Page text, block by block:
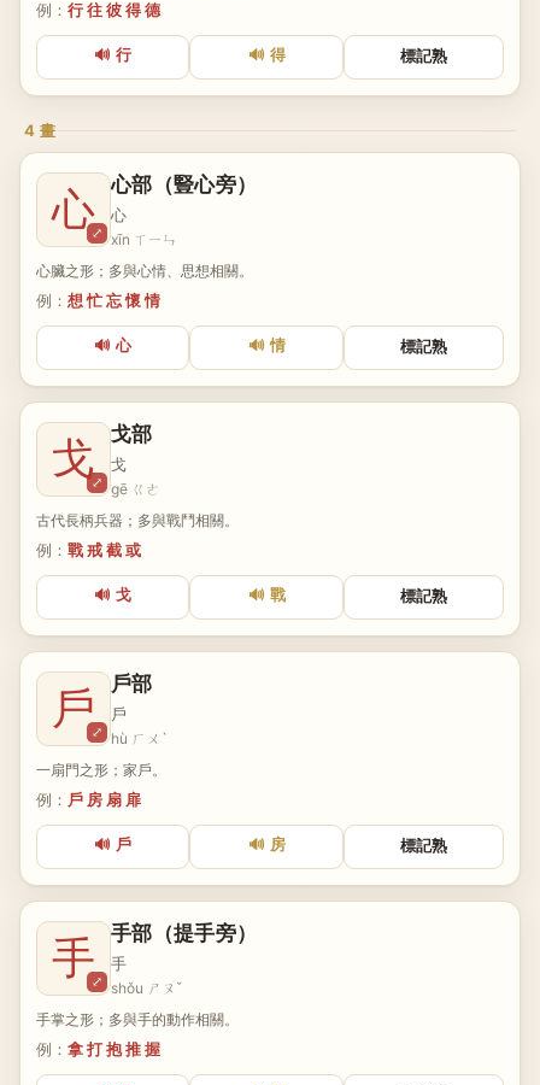
例： 行 往 彼 得 德
🔊 行 🔊 得 標記熟
4 畫
心⤢
心部（豎心旁）
心
xīn ㄒㄧㄣ
心臟之形；多與心情、思想相關。
例： 想 忙 忘 懷 情
🔊 心 🔊 情 標記熟
戈⤢
戈部
戈
gē ㄍㄜ
古代長柄兵器；多與戰鬥相關。
例： 戰 戒 截 或
🔊 戈 🔊 戰 標記熟
戶⤢
戶部
戶
hù ㄏㄨˋ
一扇門之形；家戶。
例： 戶 房 扇 扉
🔊 戶 🔊 房 標記熟
手⤢
手部（提手旁）
手
shǒu ㄕㄡˇ
手掌之形；多與手的動作相關。
例： 拿 打 抱 推 握